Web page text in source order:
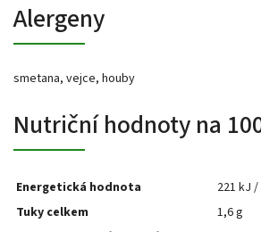
Alergeny
smetana, vejce, houby
Nutriční hodnoty na
Energetická hodnota
221 kJ
Tuky celkem
1,6 g